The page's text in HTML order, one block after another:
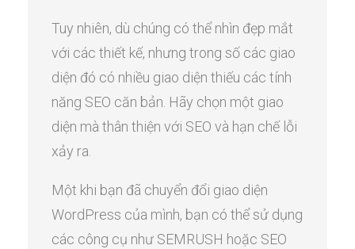
Tuy nhiên, dù chúng có thể nhìn đẹp mắt
với các thiết kế, nhưng trong số các giao
diện đó có nhiều giao diện thiếu các tính
năng SEO căn bản. Hãy chọn một giao
diện mà thân thiện với SEO và hạn chế lỗi
xảy ra.
Một khi bạn đã chuyển đổi giao diện
WordPress của mình, bạn có thể sử dụng
các công cụ như SEMRUSH hoặc SEO